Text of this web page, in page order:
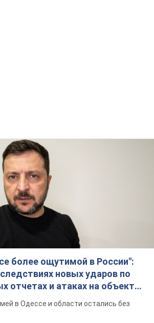
более ощутимой в России":
новых ударов по
отчетах и атаках на объекты
в Одессе и области остались без